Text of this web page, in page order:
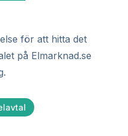
för att hitta det
på Elmarknad.se